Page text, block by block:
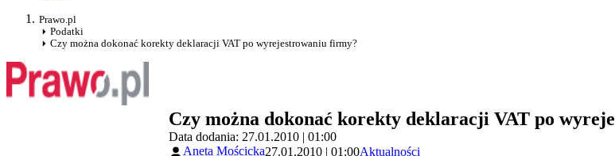
Prawo.pl
Podatki
Czy można dokonać korekty deklaracji VAT po wyrejestrowaniu firmy?
Czy można dokonać korekty deklaracji VAT po
Data dodania: 27.01.2010 | 01:00
Aneta Mościcka27.01.2010 | 01:00Aktualności